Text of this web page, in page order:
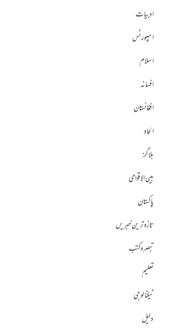
ادبیات
اسپورٹس
اسلام
افسانہ
افغانستان
الحاد
بلاگز
بین الاقوامی
پاکستان
تازہ ترین خبریں
تبصرہ کتب
تعلیم
ٹیکنالوجی
دلیل